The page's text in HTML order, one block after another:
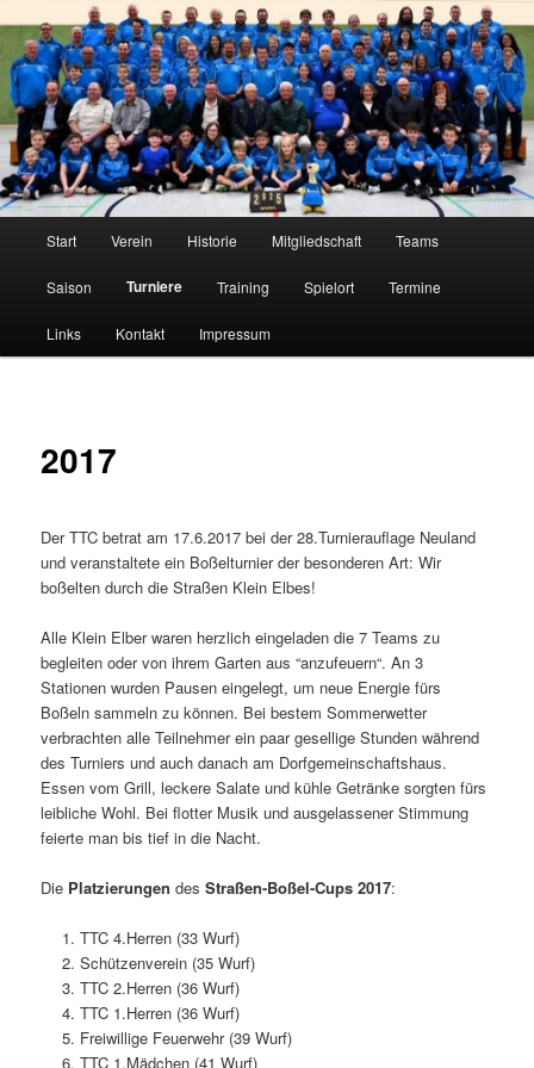
primären
Inhalt
springenTTC Edelweiß Klein Elbe
Tischtennis im Innerstetal seit 1950
Start Verein Historie Mitgliedschaft Teams
Saison Turniere Training Spielort Termine
Links Kontakt Impressum
2017
Der TTC betrat am 17.6.2017 bei der 28.Turnierauflage Neuland
und veranstaltete ein Boßelturnier der besonderen Art: Wir
boßelten durch die Straßen Klein Elbes!
Alle Klein Elber waren herzlich eingeladen die 7 Teams zu
begleiten oder von ihrem Garten aus “anzufeuern“. An 3
Stationen wurden Pausen eingelegt, um neue Energie fürs
Boßeln sammeln zu können. Bei bestem Sommerwetter
verbrachten alle Teilnehmer ein paar gesellige Stunden während
des Turniers und auch danach am Dorfgemeinschaftshaus.
Essen vom Grill, leckere Salate und kühle Getränke sorgten fürs
leibliche Wohl. Bei flotter Musik und ausgelassener Stimmung
feierte man bis tief in die Nacht.
Die Platzierungen desStraßen-Boßel-Cups 2017:
TTC 4.Herren (33 Wurf)
Schützenverein (35 Wurf)
TTC 2.Herren (36 Wurf)
TTC 1.Herren (36 Wurf)
Freiwillige Feuerwehr (39 Wurf)
TTC 1.Mädchen (41 Wurf)